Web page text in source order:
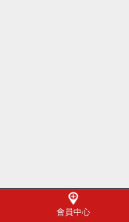
會員中心